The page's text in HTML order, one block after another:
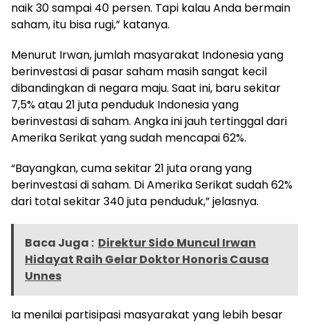
naik 30 sampai 40 persen. Tapi kalau Anda bermain
saham, itu bisa rugi,” katanya.
Menurut Irwan, jumlah masyarakat Indonesia yang
berinvestasi di pasar saham masih sangat kecil
dibandingkan di negara maju. Saat ini, baru sekitar
7,5% atau 21 juta penduduk Indonesia yang
berinvestasi di saham. Angka ini jauh tertinggal dari
Amerika Serikat yang sudah mencapai 62%.
“Bayangkan, cuma sekitar 21 juta orang yang
berinvestasi di saham. Di Amerika Serikat sudah 62%
dari total sekitar 340 juta penduduk,” jelasnya.
Baca Juga : Direktur Sido Muncul Irwan
Hidayat Raih Gelar Doktor Honoris Causa
Unnes
Ia menilai partisipasi masyarakat yang lebih besar